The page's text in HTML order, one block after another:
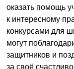
оказать помощь
к интересному
конкурсами для
могут
защитников и
за своё